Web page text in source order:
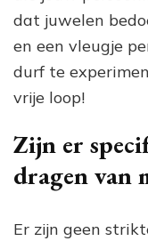
dat juwelen
en een vleugje
durf te
vrije loop!
Zijn er
dragen van
Er zijn geen